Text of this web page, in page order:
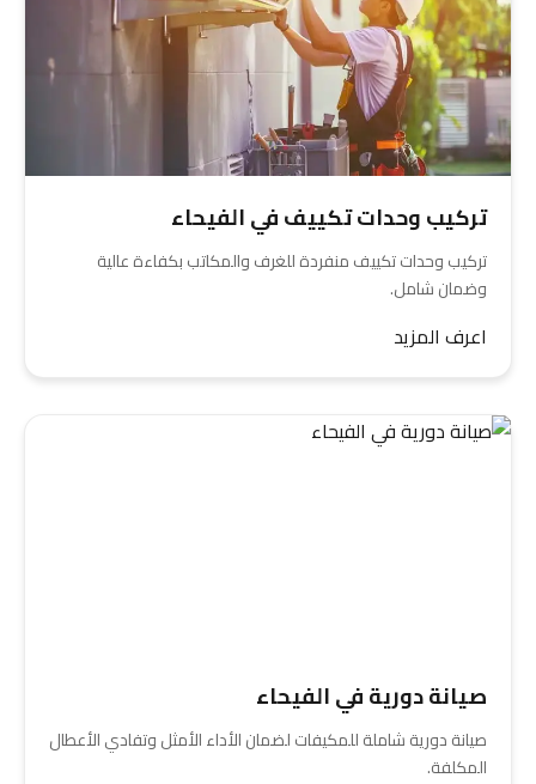
تركيب وحدات تكييف في الفيحاء
تركيب وحدات تكييف منفردة للغرف والمكاتب بكفاءة عالية
وضمان شامل.
اعرف المزيد
صيانة دورية في الفيحاء
صيانة دورية شاملة للمكيفات لضمان الأداء الأمثل وتفادي الأعطال
المكلفة.